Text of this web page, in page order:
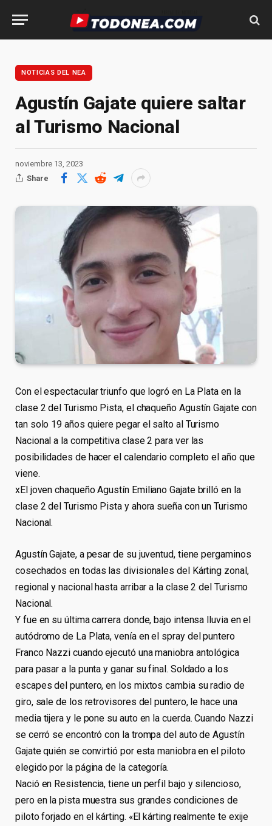
NOTICIAS DEL NEA
Agustín Gajate quiere saltar
al Turismo Nacional
noviembre 13, 2023
Share
Con el espectacular triunfo que logró en La Plata en la
clase 2 del Turismo Pista, el chaqueño Agustín Gajate con
tan solo 19 años quiere pegar el salto al Turismo
Nacional a la competitiva clase 2 para ver las
posibilidades de hacer el calendario completo el año que
viene.
xEl joven chaqueño Agustín Emiliano Gajate brilló en la
clase 2 del Turismo Pista y ahora sueña con un Turismo
Nacional.
Agustín Gajate, a pesar de su juventud, tiene pergaminos
cosechados en todas las divisionales del Kárting zonal,
regional y nacional hasta arribar a la clase 2 del Turismo
Nacional.
Y fue en su última carrera donde, bajo intensa lluvia en el
autódromo de La Plata, venía en el spray del puntero
Franco Nazzi cuando ejecutó una maniobra antológica
para pasar a la punta y ganar su final. Soldado a los
escapes del puntero, en los mixtos cambia su radio de
giro, sale de los retrovisores del puntero, le hace una
media tijera y le pone su auto en la cuerda. Cuando Nazzi
se cerró se encontró con la trompa del auto de Agustín
Gajate quién se convirtió por esta maniobra en el piloto
elegido por la página de la categoría.
Nació en Resistencia, tiene un perfil bajo y silencioso,
pero en la pista muestra sus grandes condiciones de
piloto forjado en el kárting. «El kárting realmente te exije